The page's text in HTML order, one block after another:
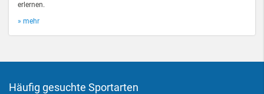
erlernen.
» mehr
Häufig gesuchte Sportarten